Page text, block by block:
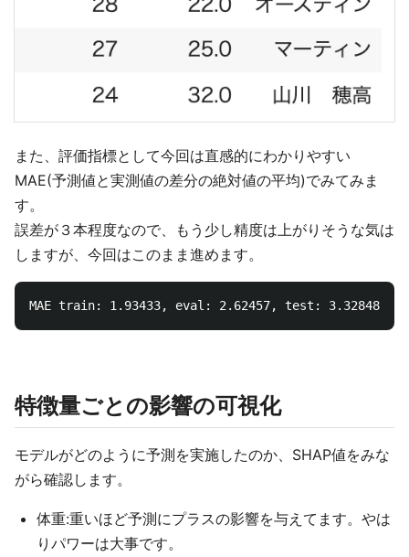
また、評価指標として今回は直感的にわかりやすい
MAE(予測値と実測値の差分の絶対値の平均)でみてみま
す。
誤差が３本程度なので、もう少し精度は上がりそうな気は
しますが、今回はこのまま進めます。
特徴量ごとの影響の可視化
モデルがどのように予測を実施したのか、SHAP値をみな
がら確認します。
体重:重いほど予測にプラスの影響を与えてます。やは
りパワーは大事です。